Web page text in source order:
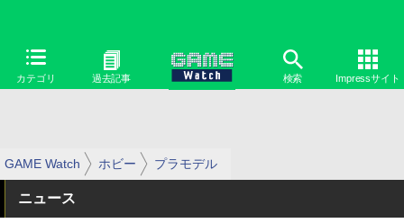
カテゴリ 過去記事 検索 Impressサイト
GAME Watch ホビー プラモデル
ニュース